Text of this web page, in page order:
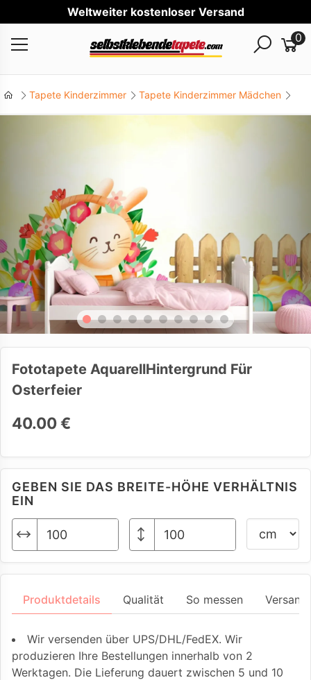
Welt
0
Tapete Kinderzimmer Tapete Kinderzimmer Mädchen
Fototapete AquarellHintergrund Für
Osterfeier
40.00 €
GEBEN SIE DAS BREITE-HÖHE VERHÄLTNIS
EIN
Produktdetails Qualität So messen
Wir versenden über UPS/DHL/FedEX. Wir
produzieren Ihre Bestellungen innerhalb von 2
Werktagen. Die Lieferung dauert zwischen 5 und 10